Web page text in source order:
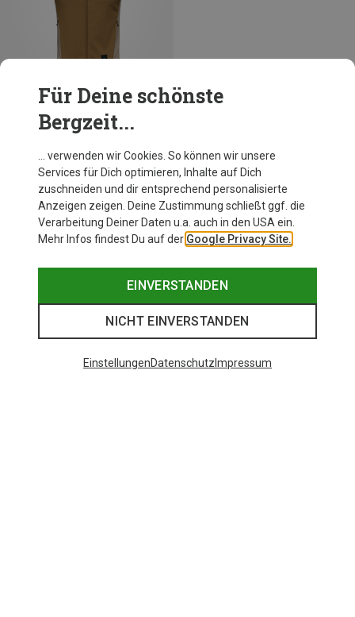
Herren Fanes Sarner Light Hyb Weste
209,95 €
M L XXL
Für Deine schönste
Bergzeit...
… verwenden wir Cookies. So können wir unsere
Services für Dich optimieren, Inhalte auf Dich
zuschneiden und dir entsprechend personalisierte
Anzeigen zeigen. Deine Zustimmung schließt ggf. die
Verarbeitung Deiner Daten u.a. auch in den USA ein.
Mehr Infos findest Du auf der Google Privacy Site.
EINVERSTANDEN
NICHT EINVERSTANDEN
EinstellungenDatenschutz Impressum